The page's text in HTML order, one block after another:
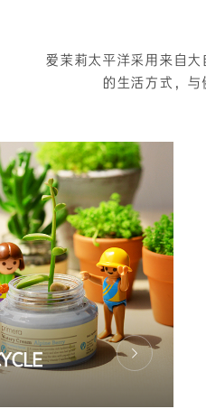
爱茉莉太平洋采用来自
的生活方式，